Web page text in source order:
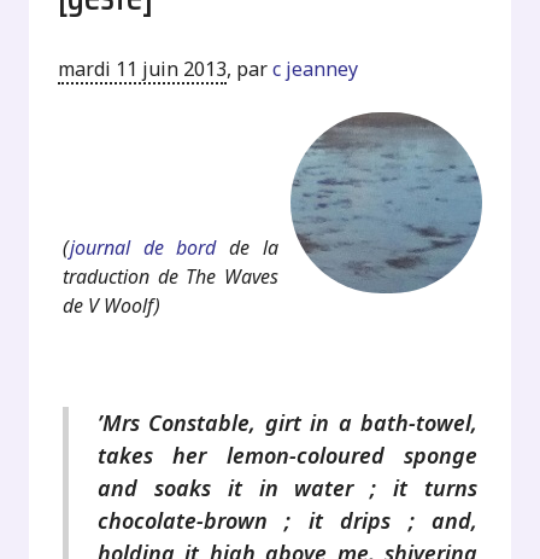
mardi 11 juin 2013, parc jeanney
(journal de bordde la
traduction de The Waves
de V Woolf)
’Mrs Constable, girt in a bath-towel,
takes her lemon-coloured sponge
and soaks it in water ; it turns
chocolate-brown ; it drips ; and,
holding it high above me, shivering